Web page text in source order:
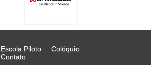
Escola Piloto
Colóquio
Contato